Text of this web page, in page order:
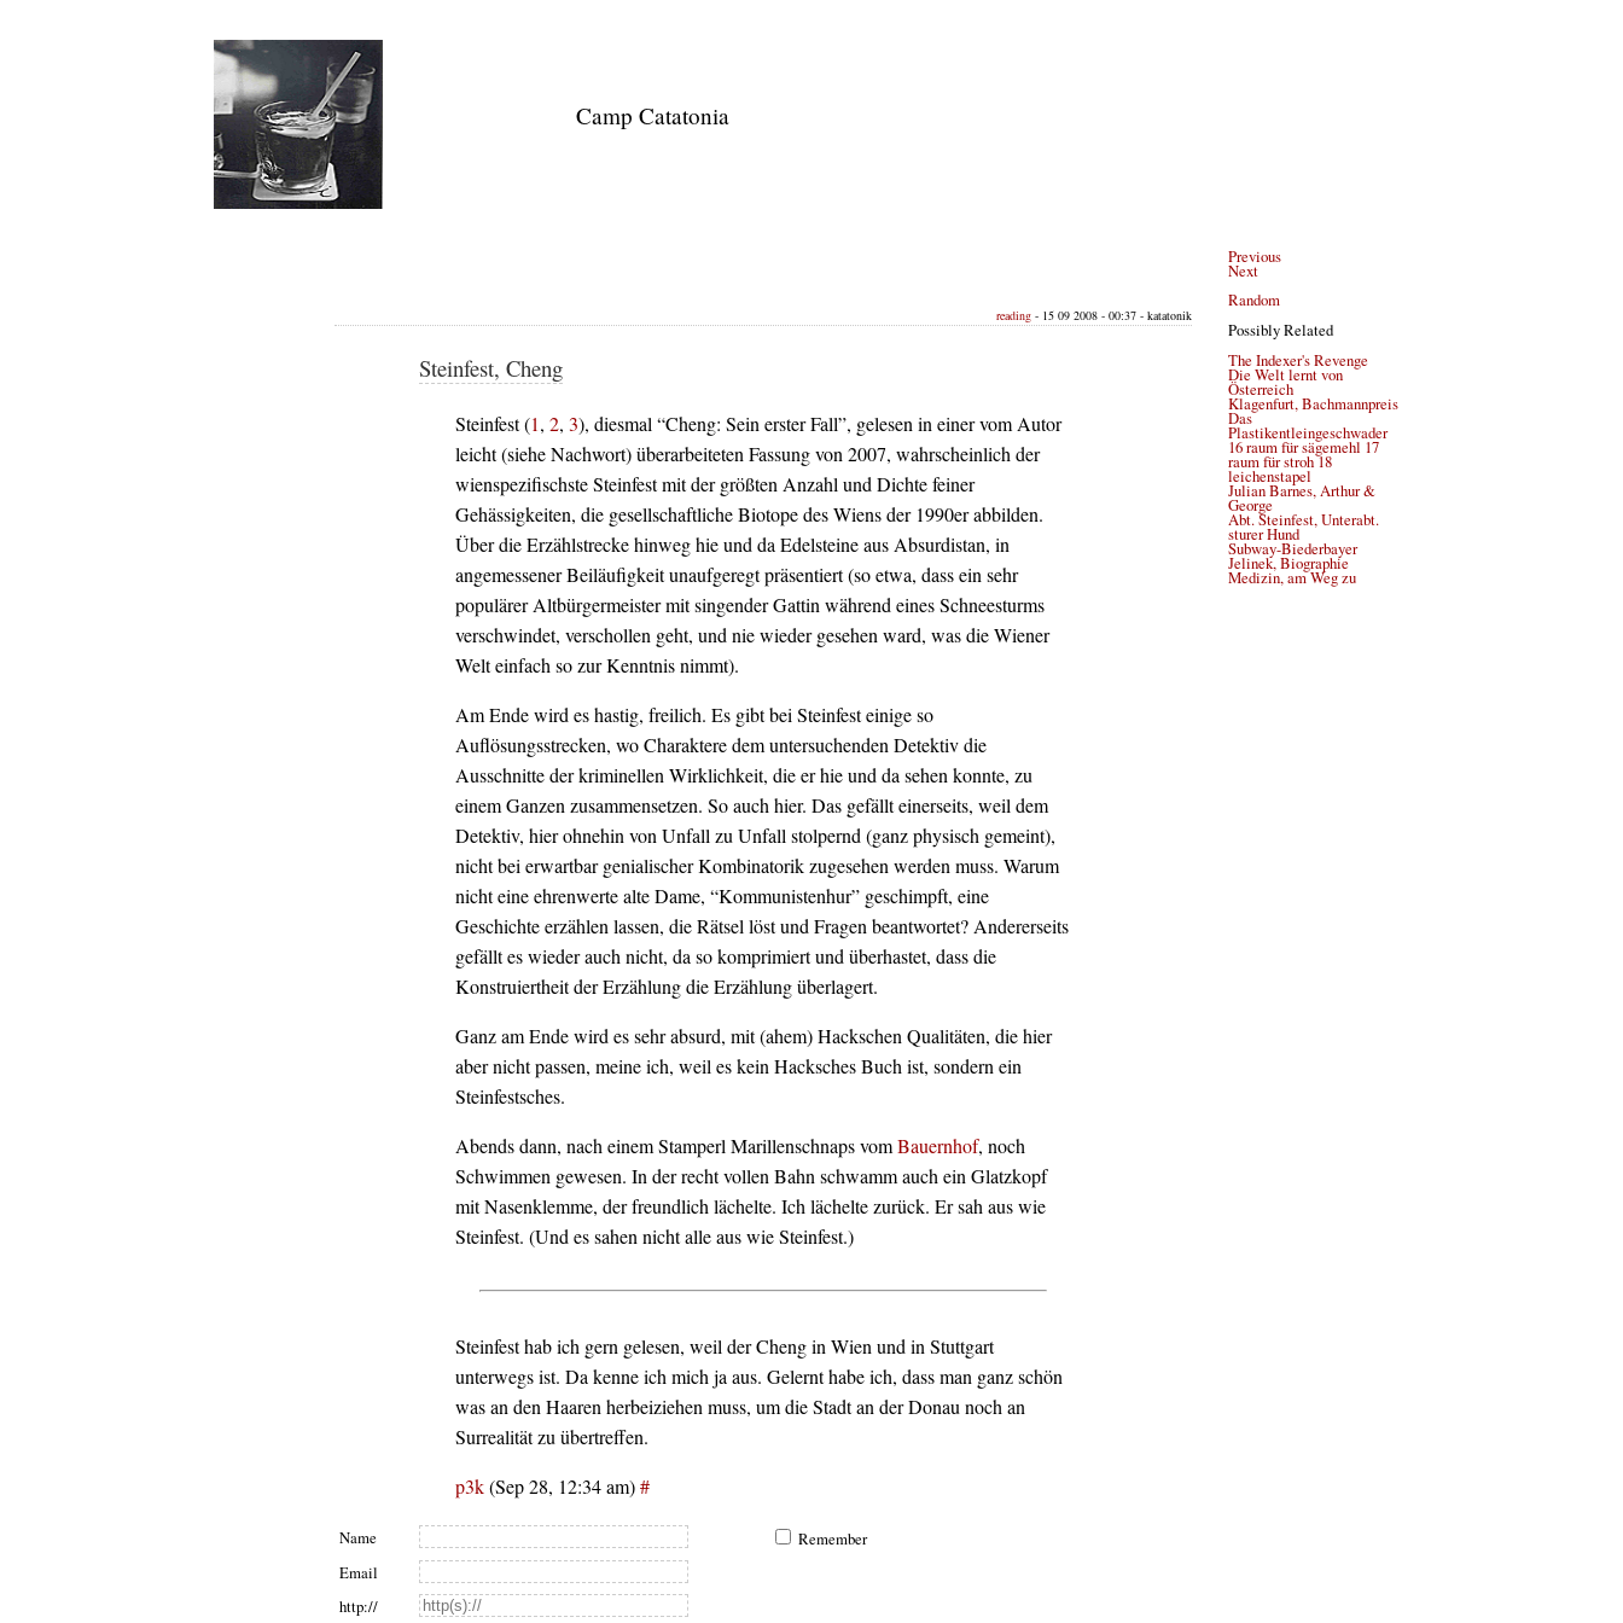
Camp Catatonia
Previous
Next
Random
Possibly Related
The Indexer's Revenge
Die Welt lernt von
Österreich
Klagenfurt, Bachmannpreis
Das
Plastikentleingeschwader
16 raum für sägemehl 17
raum für stroh 18
leichenstapel
Julian Barnes, Arthur &
George
Abt. Steinfest, Unterabt.
sturer Hund
Subway-Biederbayer
Jelinek, Biographie
Medizin, am Weg zu
reading - 15 09 2008 - 00:37 - katatonik
Steinfest, Cheng
Steinfest (1, 2, 3), diesmal “Cheng: Sein erster Fall”, gelesen in einer vom Autor
leicht (siehe Nachwort) überarbeiteten Fassung von 2007, wahrscheinlich der
wienspezifischste Steinfest mit der größten Anzahl und Dichte feiner
Gehässigkeiten, die gesellschaftliche Biotope des Wiens der 1990er abbilden.
Über die Erzählstrecke hinweg hie und da Edelsteine aus Absurdistan, in
angemessener Beiläufigkeit unaufgeregt präsentiert (so etwa, dass ein sehr
populärer Altbürgermeister mit singender Gattin während eines Schneesturms
verschwindet, verschollen geht, und nie wieder gesehen ward, was die Wiener
Welt einfach so zur Kenntnis nimmt).
Am Ende wird es hastig, freilich. Es gibt bei Steinfest einige so
Auflösungsstrecken, wo Charaktere dem untersuchenden Detektiv die
Ausschnitte der kriminellen Wirklichkeit, die er hie und da sehen konnte, zu
einem Ganzen zusammensetzen. So auch hier. Das gefällt einerseits, weil dem
Detektiv, hier ohnehin von Unfall zu Unfall stolpernd (ganz physisch gemeint),
nicht bei erwartbar genialischer Kombinatorik zugesehen werden muss. Warum
nicht eine ehrenwerte alte Dame, “Kommunistenhur” geschimpft, eine
Geschichte erzählen lassen, die Rätsel löst und Fragen beantwortet? Andererseits
gefällt es wieder auch nicht, da so komprimiert und überhastet, dass die
Konstruiertheit der Erzählung die Erzählung überlagert.
Ganz am Ende wird es sehr absurd, mit (ahem) Hackschen Qualitäten, die hier
aber nicht passen, meine ich, weil es kein Hacksches Buch ist, sondern ein
Steinfestsches.
Abends dann, nach einem Stamperl Marillenschnaps vomBauernhof, noch
Schwimmen gewesen. In der recht vollen Bahn schwamm auch ein Glatzkopf
mit Nasenklemme, der freundlich lächelte. Ich lächelte zurück. Er sah aus wie
Steinfest. (Und es sahen nicht alle aus wie Steinfest.)
Steinfest hab ich gern gelesen, weil der Cheng in Wien und in Stuttgart
unterwegs ist. Da kenne ich mich ja aus. Gelernt habe ich, dass man ganz schön
was an den Haaren herbeiziehen muss, um die Stadt an der Donau noch an
Surrealität zu übertreffen.
p3k(Sep 28, 12:34 am)#
Name
Remember
Email
http://